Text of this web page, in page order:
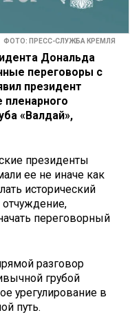
ФОТО: ПРЕСС-СЛУЖБА КРЕМЛЯ
Дональда
переговоры с
президент
пленарного
«Валдай»,
президенты
ее не иначе как
исторический
переговорный
разговор
грубой
урегулирование в
путь.